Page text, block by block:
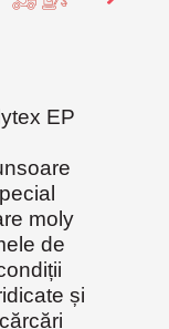
EP
moly
de
și